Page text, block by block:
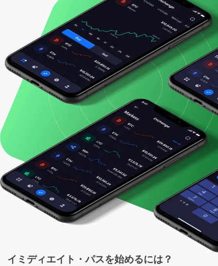
イミディエイト・パスを始めるには？